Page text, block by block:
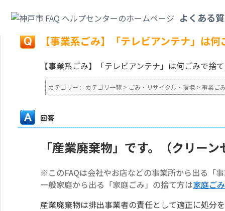
よくある
戻る
【事業系ごみ】「テレビアンテナ」は
【事業系ごみ】「テレビアンテナ」は何ごみで捨
カテゴリー : カテゴリ一覧 > ごみ・リサイクル・環境 > 事業ご
回答
「産業廃棄物」です。（クリー
※このFAQは会社やお店などの事業所から出る「
一般家庭から出る「家庭ごみ」の捨て方は家庭ご
産業廃棄物は排出事業者の責任として適正に処分